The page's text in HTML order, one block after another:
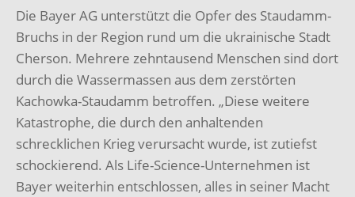
Die Bayer AG unterstützt die Opfer des Staudamm-
Bruchs in der Region rund um die ukrainische Stadt
Cherson. Mehrere zehntausend Menschen sind dort
durch die Wassermassen aus dem zerstörten
Kachowka-Staudamm betroffen. „Diese weitere
Katastrophe, die durch den anhaltenden
schrecklichen Krieg verursacht wurde, ist zutiefst
schockierend. Als Life-Science-Unternehmen ist
Bayer weiterhin entschlossen, alles in seiner Macht